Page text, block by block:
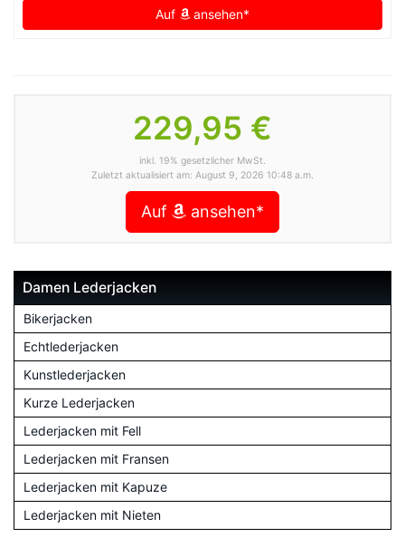
Auf ansehen*
229,95 €
inkl. 19% gesetzlicher MwSt.
Zuletzt aktualisiert am: August 9, 2026 10:48 a.m.
Auf ansehen*
Damen Lederjacken
Bikerjacken
Echtlederjacken
Kunstlederjacken
Kurze Lederjacken
Lederjacken mit Fell
Lederjacken mit Fransen
Lederjacken mit Kapuze
Lederjacken mit Nieten